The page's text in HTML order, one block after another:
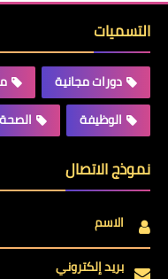
التسميات
دورات مجانية
الوظيفة
الصحة
نموذج الاتصال
الاسم
بريد إلكتروني